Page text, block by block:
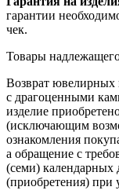
гарантии
чек.
Товары надлежащего
Возврат ювелирных
с драгоценными
изделие
(исключающим
ознакомления
а обращение с
(семи) календарных
(приобретения) при